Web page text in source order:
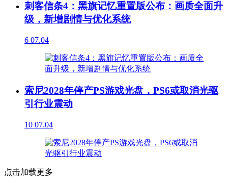
刺客信条4：黑旗记忆重置版公布：画质全面升
级，新增剧情与优化系统
6 07.04
索尼2028年停产PS游戏光盘，PS6或取消光驱
引行业震动
10 07.04
点击加载更多